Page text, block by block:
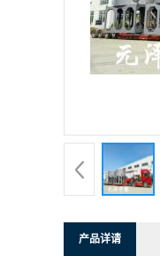
产品详请